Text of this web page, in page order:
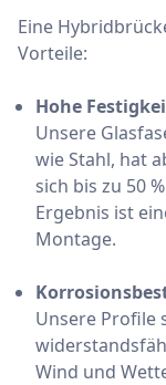
Eine
Vorteile:
Hohe
Unsere
wie Stahl, hat
sich bis zu 50
Ergebnis ist
Montage.
Unsere Profile
Wind und